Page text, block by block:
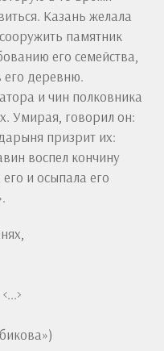
Казань желала
памятник
его семейства,
его деревню.
и чин полковника
Умирая, говорил он:
призрит их:
воспел кончину
и осыпала его